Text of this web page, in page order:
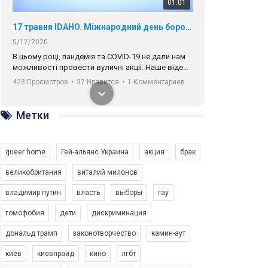
01:01
17 травня IDAHO. Міжнародний день боротьби з гомофобією трансфобією і біфобія.
5/17/2020
В цьому році, пандемія та COVІD-19 не дали нам
можливості провести вуличні акції. Наше відео-
звернення про те, що навіть коли ми у різних
містах та не можемо зустрінеться, ми разом. Ми
закликаємо всіх хто поділяє цінності рівності та
солідарності, приєднатися до нас. Регіональні
підрозділи ГАУ є в 16 областях України.
423 Просмотров • 37 Нравится • 1 Комментариев
Зупинимо насильство проти ЛГБТ в Україні! Stop violence against LGBT in Ukraine!
Емоційний та вражаючий промо-ролік на
Метки
queer home Гей-альянс Украина акция брак
великобритания виталий милонов
владимир путин власть выборы гау
гомофобия дети дискриминация
дональд трамп законотворчество камин-аут
киев киевпрайд кино лгбт